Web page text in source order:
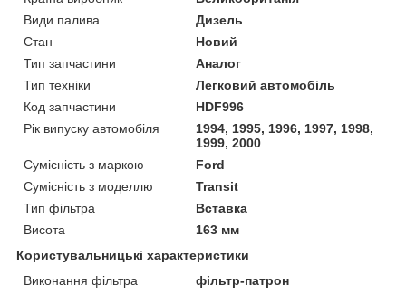
Види палива
Дизель
Стан
Новий
Тип запчастини
Аналог
Тип техніки
Легковий автомобіль
Код запчастини
HDF996
Рік випуску автомобіля
1994, 1995, 1996, 1997, 1998,
1999, 2000
Сумісність з маркою
Ford
Сумісність з моделлю
Transit
Тип фільтра
Вставка
Висота
163 мм
Користувальницькі характеристики
Виконання фільтра
фільтр-патрон